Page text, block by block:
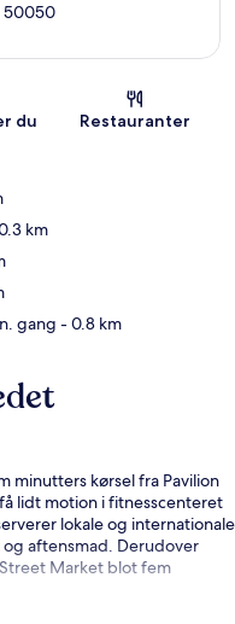
50050
du
Restauranter
km
gang - 0.8 km
minutters kørsel fra Pavilion
lidt motion i fitnesscenteret
lokale og internationale
aftensmad. Derudover
Market blot fem